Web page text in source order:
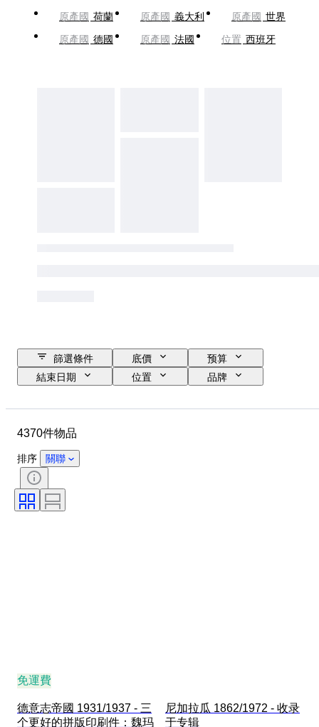
原產國 荷蘭 原產國 義大利 原產國 世界
原產國 德國 原產國 法國 位置 西班牙
篩選條件 底價
预算
結束日期
位置
品牌
證明
技術
版
出售者：
時代
4370件物品
排序 關聯
免運費
德意志帝國 1931/1937 - 三
个更好的拼版印刷件：魏玛
尼加拉瓜 1862/1972 - 收录
于专辑